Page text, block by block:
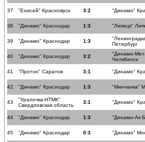
37 "Енисей" Красноярск 3:2 "Динамо"
38 "Динамо" Краснодар 1:3 "Липецк"
39 "Динамо" Краснодар 1:3
Петербург
40 "Динамо" Краснодар 3:2
"Динамо-
Челябинск
41 "Протон" Саратов 3:1 "Динамо"
42 "Динамо" Краснодар 1:3 "Минчанка"
43
"Уралочка-НТМК"
Свердловская область
3:1 "Динамо"
44 "Динамо" Краснодар 1:3 "Динамо-Ак
45 "Динамо" Краснодар 0:3 "Динамо"